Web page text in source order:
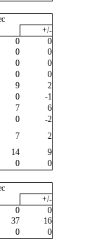
+/-
0
0
0
0
0
0
0
0
9
2
0
-1
7
6
0
-2
7
2
14
9
0
0
+/-
0
0
37
16
0
0